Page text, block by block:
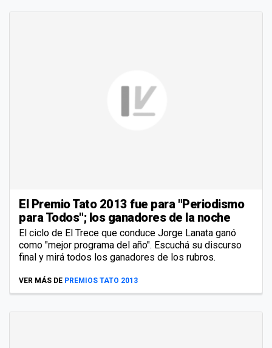
El Premio Tato 2013 fue para "Periodismo
para Todos"; los ganadores de la noche
El ciclo de El Trece que conduce Jorge Lanata ganó
como "mejor programa del año". Escuchá su discurso
final y mirá todos los ganadores de los rubros.
VER MÁS DE PREMIOS TATO 2013